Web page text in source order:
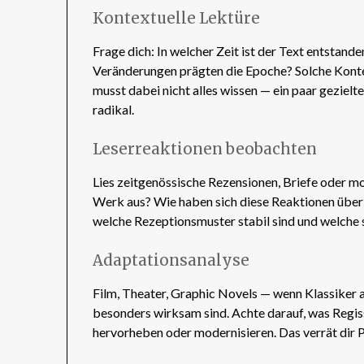
Kontextuelle Lektüre
Frage dich: In welcher Zeit ist der Text
Veränderungen prägten die Epoche? Solche
musst dabei nicht alles wissen — ein paar
radikal.
Leserreaktionen beobachten
Lies zeitgenössische Rezensionen, Briefe oder
Werk aus? Wie haben sich diese Reaktionen
welche Rezeptionsmuster stabil sind und welche
Adaptationsanalyse
Film, Theater, Graphic Novels — wenn
besonders wirksam sind. Achte darauf, was
hervorheben oder modernisieren. Das verrät dir